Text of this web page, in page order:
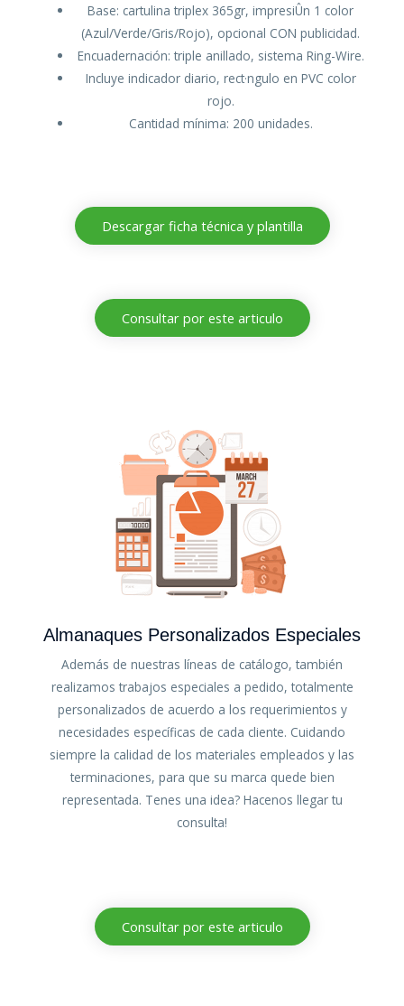
Base: cartulina triplex 365gr, impresiÛn 1 color
(Azul/Verde/Gris/Rojo), opcional CON publicidad.
Encuadernación: triple anillado, sistema Ring-Wire.
Incluye indicador diario, rect·ngulo en PVC color
rojo.
Cantidad mínima: 200 unidades.
Descargar ficha técnica y plantilla
Consultar por este articulo
Almanaques Personalizados Especiales
Además de nuestras líneas de catálogo, también
realizamos trabajos especiales a pedido, totalmente
personalizados de acuerdo a los requerimientos y
necesidades específicas de cada cliente. Cuidando
siempre la calidad de los materiales empleados y las
terminaciones, para que su marca quede bien
representada. Tenes una idea? Hacenos llegar tu
consulta!
Consultar por este articulo